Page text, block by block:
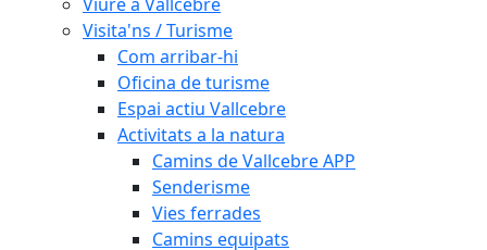
Visita'ns / Turisme
Com arribar-hi
Oficina de turisme
Espai actiu Vallcebre
Activitats a la natura
Camins de Vallcebre APP
Senderisme
Vies ferrades
Camins equipats